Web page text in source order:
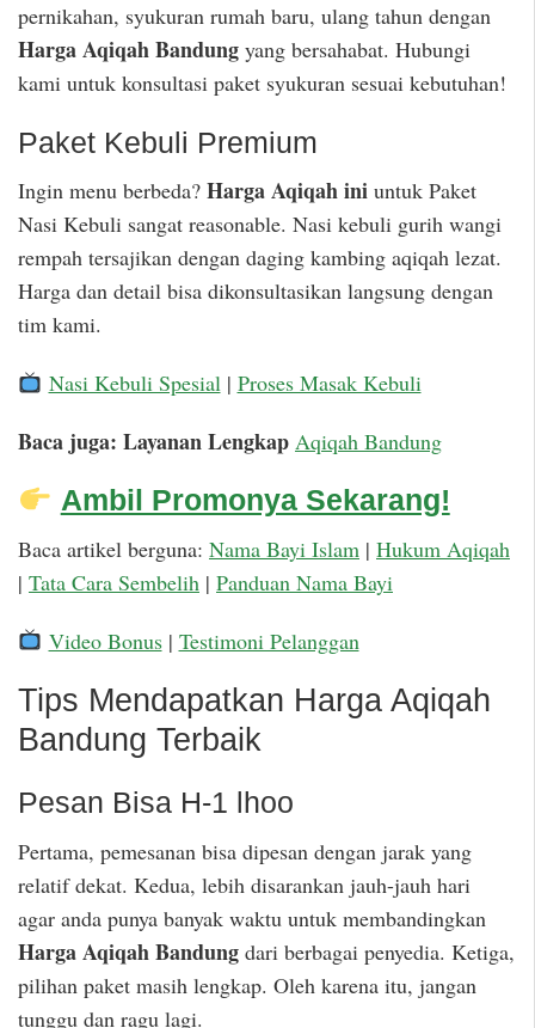
pernikahan, syukuran rumah baru, ulang tahun dengan
Harga Aqiqah Bandung yang bersahabat. Hubungi
kami untuk konsultasi paket syukuran sesuai kebutuhan!
Paket Kebuli Premium
Ingin menu berbeda? Harga Aqiqah ini untuk Paket
Nasi Kebuli sangat reasonable. Nasi kebuli gurih wangi
rempah tersajikan dengan daging kambing aqiqah lezat.
Harga dan detail bisa dikonsultasikan langsung dengan
tim kami.
Nasi Kebuli Spesial| Proses Masak Kebuli
Baca juga: Layanan Lengkap Aqiqah Bandung
Ambil Promonya Sekarang!
Baca artikel berguna: Nama Bayi Islam | Hukum Aqiqah
| Tata Cara Sembelih | Panduan Nama Bayi
Video Bonus| Testimoni Pelanggan
Tips Mendapatkan Harga Aqiqah
Bandung Terbaik
Pesan Bisa H-1 lhoo
Pertama, pemesanan bisa dipesan dengan jarak yang
relatif dekat. Kedua, lebih disarankan jauh-jauh hari
agar anda punya banyak waktu untuk membandingkan
Harga Aqiqah Bandung dari berbagai penyedia. Ketiga,
pilihan paket masih lengkap. Oleh karena itu, jangan
tunggu dan ragu lagi.